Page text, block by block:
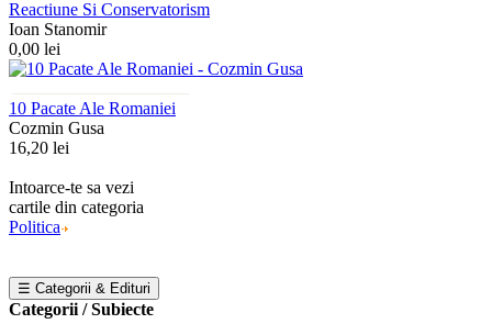
Reactiune Si Conservatorism
Ioan Stanomir
0,00 lei
10 Pacate Ale Romaniei
Cozmin Gusa
16,20 lei
Intoarce-te sa vezi
cartile din categoria
Politica
☰ Categorii & Edituri
Categorii / Subiecte